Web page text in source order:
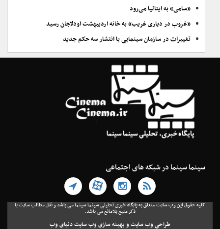
«سامی» به ایتالیا می‌رود
«غروب در دیاری غریب» به خانه اردیبهشت اودلاجان رسید
تغییرات در سازمان سینمایی با انتشار سه حکم جدید
سینما سینما در شبکه های اجتماعی
کلیه حقوق این وب سایت متعلق به پایگاه خبری تحلیلی سینما سینما می باشد و نقل مطالب سایت با
ذکر منبع بلامانع می باشد.
طراحی وب سایت و بهینه سازی وب سایتدنیای وب